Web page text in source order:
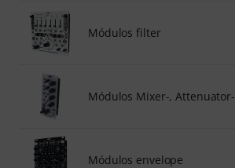
Módulos filter
Módulos Mixer-, Attenuator-
Módulos envelope